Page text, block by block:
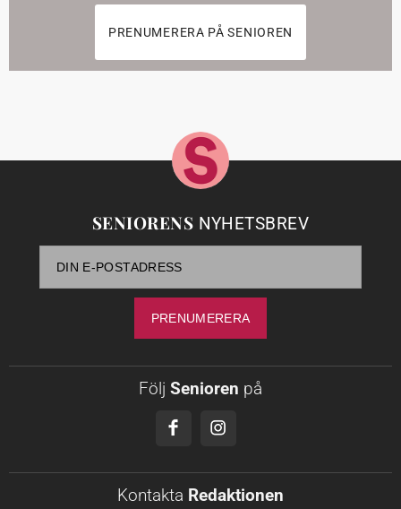
PRENUMERERA PÅ SENIOREN
SENIORENS NYHETSBREV
Följ Senioren på
Kontakta Redaktionen